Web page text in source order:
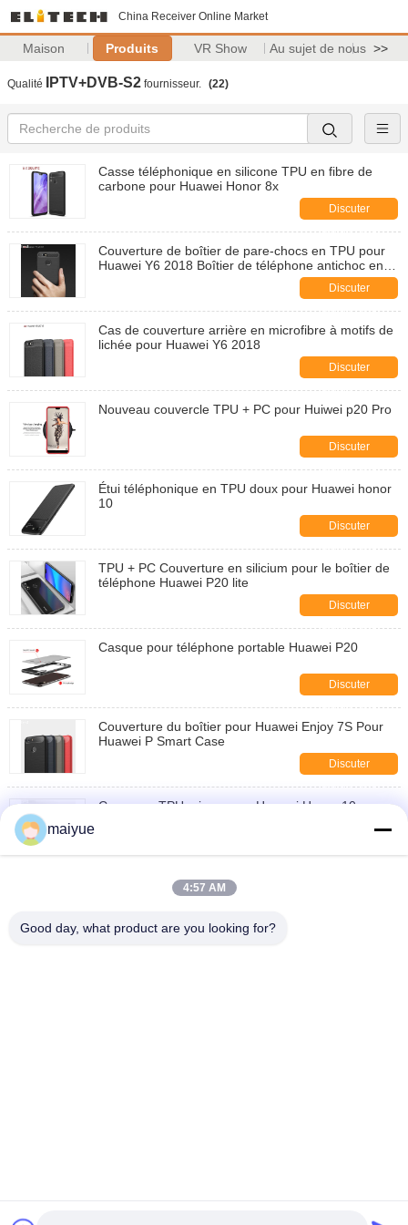
China Receiver Online Market
Maison Produits VR Show Au sujet de nous >>
Qualité IPTV+DVB-S2 fournisseur. (22)
Casse téléphonique en silicone TPU en fibre de
carbone pour Huawei Honor 8x
Discuter
Maintenant
Couverture de boîtier de pare-chocs en TPU pour
Huawei Y6 2018 Boîtier de téléphone antichoc en
Discuter
Maintenant
Cas de couverture arrière en microfibre à motifs de
lichée pour Huawei Y6 2018
Discuter
Maintenant
Nouveau couvercle TPU + PC pour Huiwei p20 Pro
Discuter
Maintenant
Étui téléphonique en TPU doux pour Huawei honor
10
Discuter
Maintenant
TPU + PC Couverture en silicium pour le boîtier de
téléphone Huawei P20 lite
Discuter
Maintenant
Casque pour téléphone portable Huawei P20
Discuter
Maintenant
Couverture du boîtier pour Huawei Enjoy 7S Pour
Huawei P Smart Case
Discuter
Maintenant
Coque en TPU mince pour Huawei Honor 10,
Couverture téléphonique en cuir TPU pour Huawei
maiyue
4:57 AM
Good day, what product are you looking for?